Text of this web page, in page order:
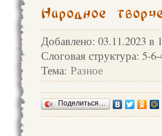
Народное
Добавлено: 03.11.2023 в
Слоговая структура: 5-6-
Тема: Разное
Поделиться…